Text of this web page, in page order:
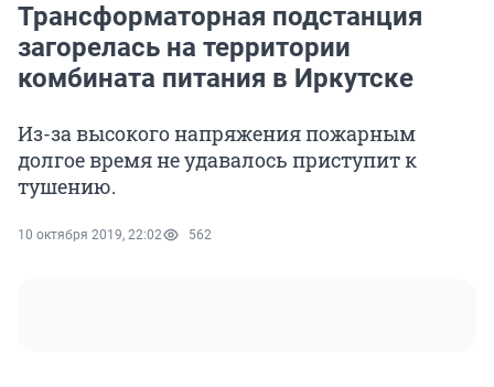
Трансформаторная подстанция
загорелась на территории
комбината питания в Иркутске
Из-за высокого напряжения пожарным
долгое время не удавалось приступит к
тушению.
10 октября 2019, 22:02 562